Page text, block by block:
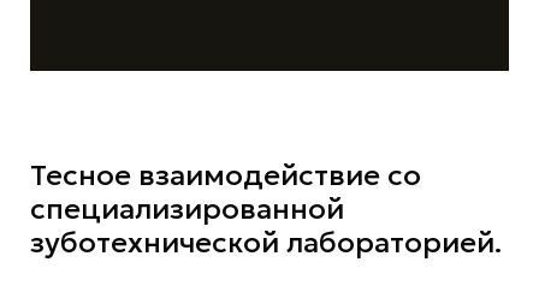
Тесное взаимодействие со
специализированной
зуботехнической лабораторией.